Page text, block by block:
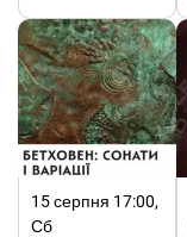
15 серпня 17:00,
Сб